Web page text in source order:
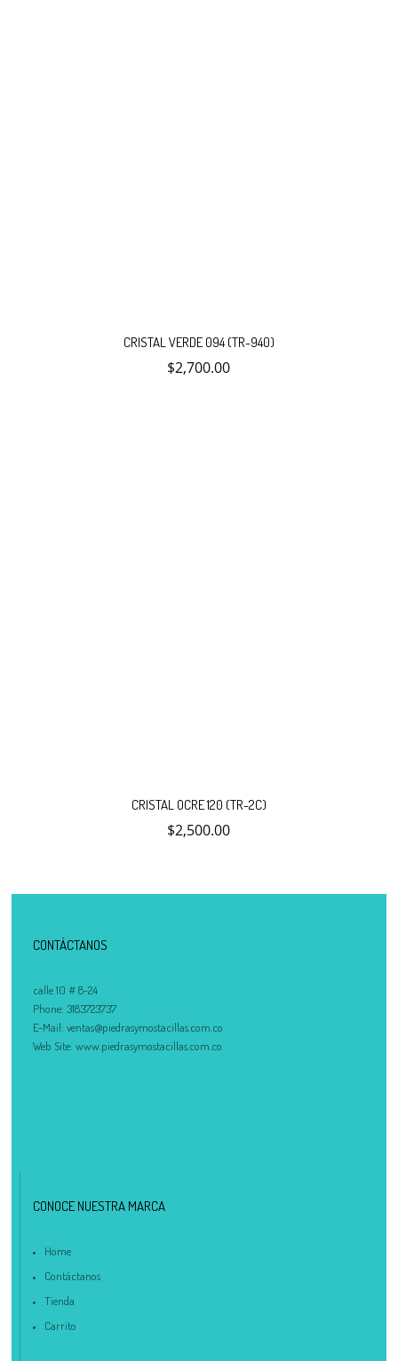
CRISTAL VERDE 094 (TR-940)
$2,700.00
CRISTAL OCRE 120 (TR-2C)
$2,500.00
CONTÁCTANOS
calle 10 # 8-24
Phone: 3183723737
E-Mail: ventas@piedrasymostacillas.com.co
Web Site: www.piedrasymostacillas.com.co
CONOCE NUESTRA MARCA
Home
Contáctanos
Tienda
Carrito